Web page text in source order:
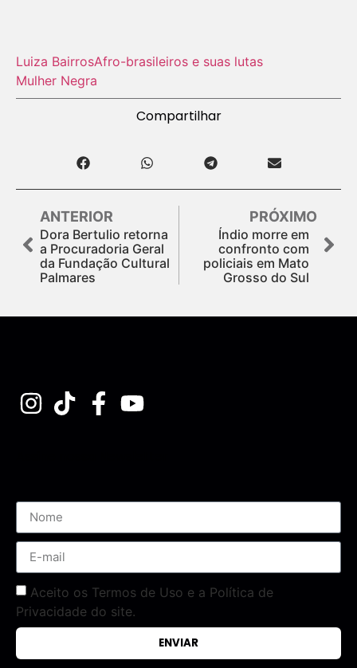
Luiza BairrosAfro-brasileiros e suas lutas
Mulher Negra
Compartilhar
ANTERIOR
Dora Bertulio retorna
a Procuradoria Geral
da Fundação Cultural
Palmares
PRÓXIMO
Índio morre em
confronto com
policiais em Mato
Grosso do Sul
Aceito os Termos de Uso e a Política de
Privacidade do site.
ENVIAR